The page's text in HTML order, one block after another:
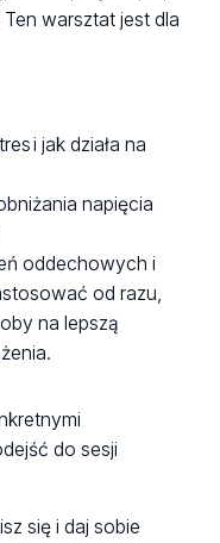
warsztat jest dla
i jak działa na
napięcia
oddechowych i
od razu,
na lepszą
do sesji
się i daj sobie